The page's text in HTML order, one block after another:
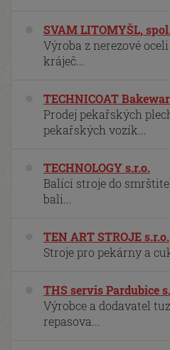
SVAM LITOMYŠL,
Výroba z nerezové
kráječ...
TECHNICOAT
Prodej pekařských
pekařských vozík...
TECHNOLOGY s.r.o.
Balící stroje do
bali...
TEN ART STROJE s.r.o.
Stroje pro pekárny a
THS servis Pardubice
Výrobce a dodavatel
repasova...